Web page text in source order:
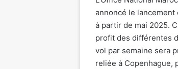
annoncé le lancement
à partir de mai 2025.
profit des différentes
vol par semaine sera
reliée à Copenhague,